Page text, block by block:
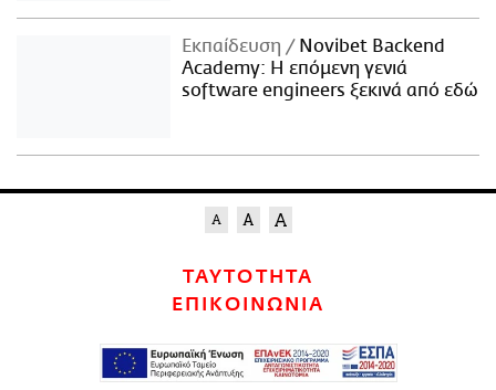
Εκπαίδευση
Novibet Backend
Academy: Η επόμενη γενιά
software engineers ξεκινά από εδώ
ΤΑΥΤΟΤΗΤΑ
ΕΠΙΚΟΙΝΩΝΙΑ